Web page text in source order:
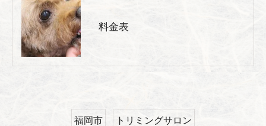
料金表
福岡市 トリミングサロン